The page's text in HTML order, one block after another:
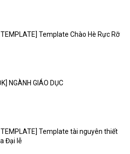
TEMPLATE] Template Chào Hè Rực Rỡ
NGÀNH GIÁO DỤC
TEMPLATE] Template tài nguyên thiết
Đại lễ